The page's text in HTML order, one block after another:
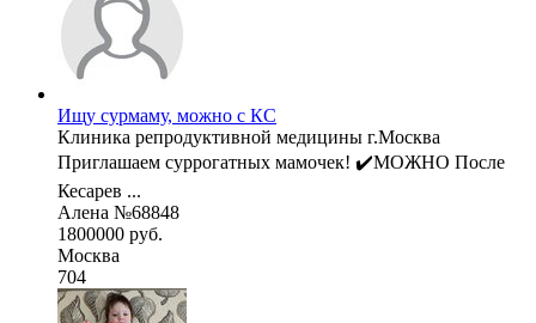
Ищу сурмаму, можно с КС
Клиника репродуктивной медицины г.Москва
Приглашаем суррогатных мамочек! ✔️МОЖНО После
Кесарев ...
Алена №68848
1800000 руб.
Москва
704